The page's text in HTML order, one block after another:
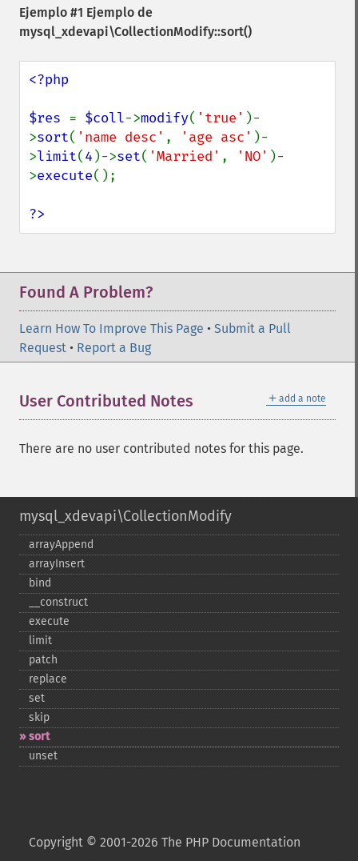
Ejemplo #1 Ejemplo de
mysql_xdevapi\CollectionModify::sort()
<?php
$res = $coll->modify( 'true' )-
>sort( 'name desc' , 'age asc' )-
>limit(4 )->set( 'Married' , 'NO' )-
>execute();
?>
Found A Problem?
Learn How To Improve This Page • Submit a Pull
Request • Report a Bug
＋ add a note
User Contributed Notes
There are no user contributed notes for this page.
mysql_xdevapi\CollectionModify
arrayAppend
arrayInsert
bind
_​_​construct
execute
limit
patch
replace
set
skip
sort
unset
Copyright © 2001-2026 The PHP Documentation